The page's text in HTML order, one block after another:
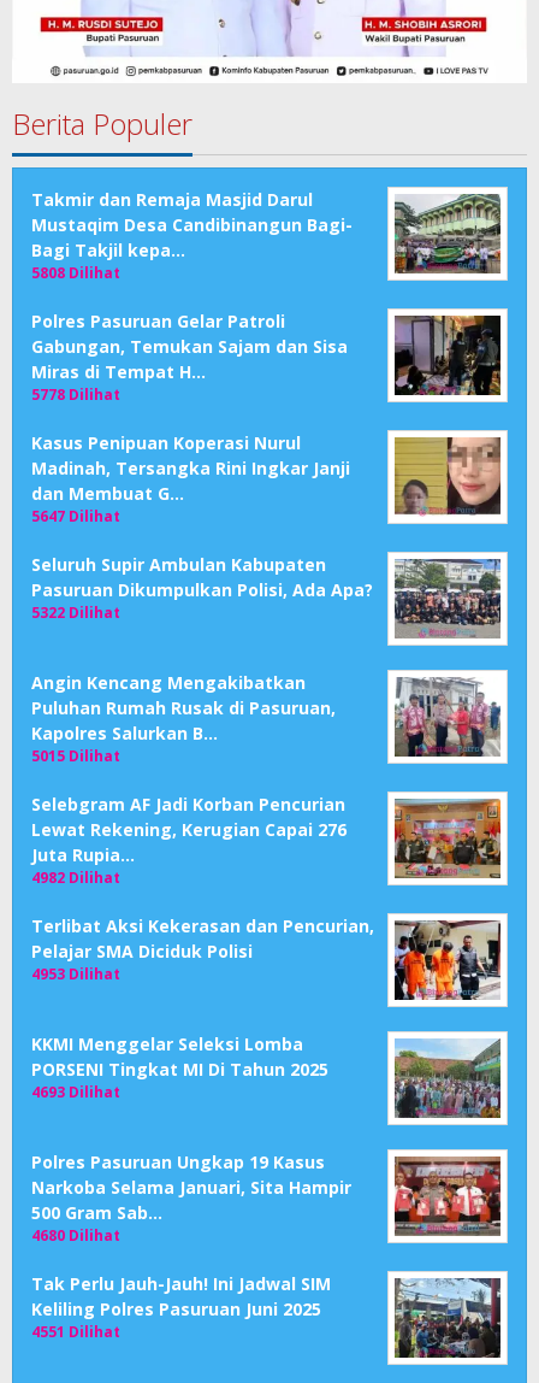
Berita Populer
Takmir dan Remaja Masjid Darul
Mustaqim Desa Candibinangun Bagi-
Bagi Takjil kepa…
5808 Dilihat
Polres Pasuruan Gelar Patroli
Gabungan, Temukan Sajam dan Sisa
Miras di Tempat H…
5778 Dilihat
Kasus Penipuan Koperasi Nurul
Madinah, Tersangka Rini Ingkar Janji
dan Membuat G…
5647 Dilihat
Seluruh Supir Ambulan Kabupaten
Pasuruan Dikumpulkan Polisi, Ada Apa?
5322 Dilihat
Angin Kencang Mengakibatkan
Puluhan Rumah Rusak di Pasuruan,
Kapolres Salurkan B…
5015 Dilihat
Selebgram AF Jadi Korban Pencurian
Lewat Rekening, Kerugian Capai 276
Juta Rupia…
4982 Dilihat
Terlibat Aksi Kekerasan dan Pencurian,
Pelajar SMA Diciduk Polisi
4953 Dilihat
KKMI Menggelar Seleksi Lomba
PORSENI Tingkat MI Di Tahun 2025
4693 Dilihat
Polres Pasuruan Ungkap 19 Kasus
Narkoba Selama Januari, Sita Hampir
500 Gram Sab…
4680 Dilihat
Tak Perlu Jauh-Jauh! Ini Jadwal SIM
Keliling Polres Pasuruan Juni 2025
4551 Dilihat